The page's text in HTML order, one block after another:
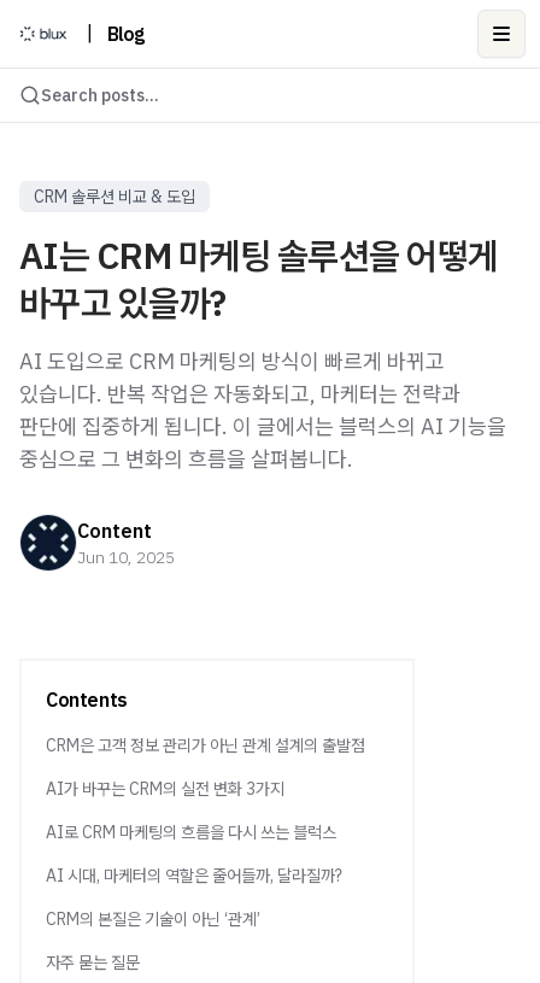
Blog
Search posts...
CRM 솔루션 비교 & 도입
AI는 CRM 마케팅 솔루션을 어떻게
바꾸고 있을까?
AI 도입으로 CRM 마케팅의 방식이 빠르게 바뀌고
있습니다. 반복 작업은 자동화되고, 마케터는 전략과
판단에 집중하게 됩니다. 이 글에서는 블럭스의 AI 기능을
중심으로 그 변화의 흐름을 살펴봅니다.
Content
Jun 10, 2025
Contents
CRM은 고객 정보 관리가 아닌 관계 설계의 출발점
AI가 바꾸는 CRM의 실전 변화 3가지
AI로 CRM 마케팅의 흐름을 다시 쓰는 블럭스
AI 시대, 마케터의 역할은 줄어들까, 달라질까?
CRM의 본질은 기술이 아닌 ‘관계’
자주 묻는 질문